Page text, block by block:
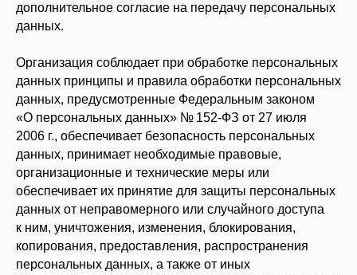
дополнительное согласие на передачу персональных
данных.
Организация соблюдает при обработке персональных
данных принципы и правила обработки персональных
данных, предусмотренные Федеральным законом
«О персональных данных» № 152-ФЗ от 27 июля
2006 г., обеспечивает безопасность персональных
данных, принимает необходимые правовые,
организационные и технические меры или
обеспечивает их принятие для защиты персональных
данных от неправомерного или случайного доступа
к ним, уничтожения, изменения, блокирования,
копирования, предоставления, распространения
персональных данных, а также от иных